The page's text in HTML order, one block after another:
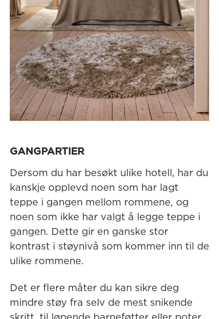
GANGPARTIER
Dersom du har besøkt ulike hotell, har du
kanskje opplevd noen som har lagt
teppe i gangen mellom rommene, og
noen som ikke har valgt å legge teppe i
gangen. Dette gir en ganske stor
kontrast i støynivå som kommer inn til de
ulike rommene.
Det er flere måter du kan sikre deg
mindre støy fra selv de mest snikende